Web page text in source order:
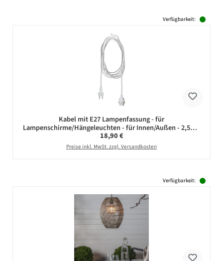
Verfügbarkeit:
Kabel mit E27 Lampenfassung - für
Lampenschirme/Hängeleuchten - für Innen/Außen - 2,5m -
weiß
Regulärer Preis:
18,90 €
Preise inkl. MwSt. zzgl. Versandkosten
Verfügbarkeit: